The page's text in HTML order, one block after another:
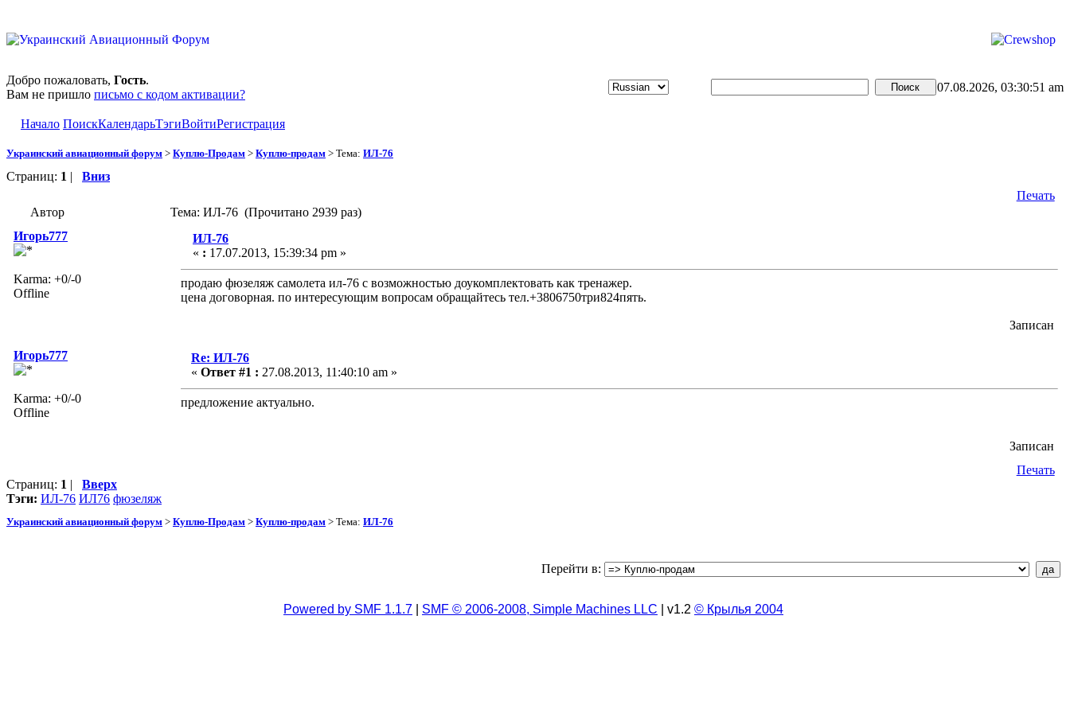
Добро пожаловать, Гость.
Вам не пришло письмо с кодом активации?
07.08.2026, 03:30:51 am
Начало ПоискКалендарьТэгиВойтиРегистрация
Украинский авиационный форум > Куплю-Продам > Куплю-продам > Тема: ИЛ-76
Страниц: 1 | Вниз
Печать
Автор
Тема: ИЛ-76 (Прочитано 2939 раз)
Игорь777
Karma: +0/-0
Offline
ИЛ-76
« : 17.07.2013, 15:39:34 pm »
продаю фюзеляж самолета ил-76 с возможностью доукомплектовать как тренажер.
цена договорная. по интересующим вопросам обращайтесь тел.+3806750три824пять.
Записан
Игорь777
Karma: +0/-0
Offline
Re: ИЛ-76
« Ответ #1 : 27.08.2013, 11:40:10 am »
предложение актуально.
Записан
Печать
Страниц: 1 | Вверх
Тэги: ИЛ-76 ИЛ76 фюзеляж
Украинский авиационный форум > Куплю-Продам > Куплю-продам > Тема: ИЛ-76
Перейти в:
Powered by SMF 1.1.7 SMF © 2006-2008, Simple Machines LLC | v1.2 © Крылья 2004